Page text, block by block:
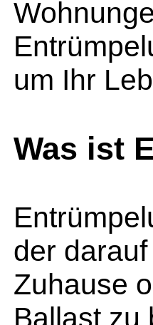
um Ihr
Was ist
der
Zuhause
Ballast zu